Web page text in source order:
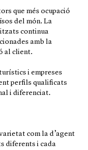
que més ocupació
del món. La
continua
amb la
al client.
i empreses
perfils qualificats
i diferenciat.
com la d’agent
diferents i cada